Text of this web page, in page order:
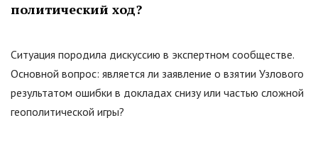
политический ход?
Ситуация породила дискуссию в экспертном сообществе.
Основной вопрос: является ли заявление о взятии Узлового
результатом ошибки в докладах снизу или частью сложной
геополитической игры?